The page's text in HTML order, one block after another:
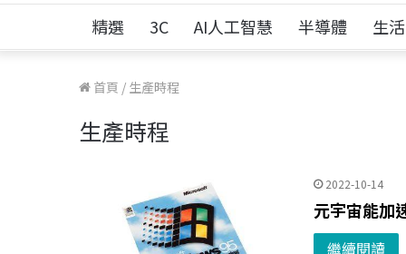
精選 3C AI人工智慧 半導體 生活
首頁 / 生產時程
生產時程
2022-10-14
元宇宙能加
繼續閱讀